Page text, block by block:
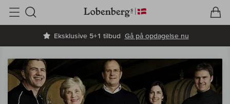
Eksklusive 5+1 tilbud Gå på opdagelse nu
Søg